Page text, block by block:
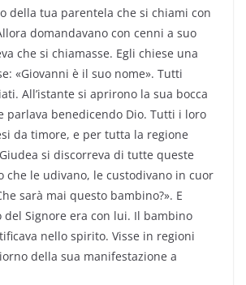
della tua parentela che si chiami con
domandavano con cenni a suo
che si chiamasse. Egli chiese una
«Giovanni è il suo nome». Tutti
All’istante si aprirono la sua bocca
parlava benedicendo Dio. Tutti i loro
da timore, e per tutta la regione
si discorreva di tutte queste
che le udivano, le custodivano in cuor
sarà mai questo bambino?». E
del Signore era con lui. Il bambino
nello spirito. Visse in regioni
della sua manifestazione a